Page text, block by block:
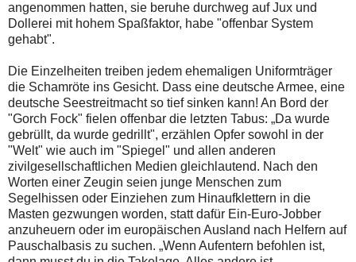
angenommen hatten, sie beruhe durchweg auf Jux und
Dollerei mit hohem Spaßfaktor, habe "offenbar System
gehabt".
Die Einzelheiten treiben jedem ehemaligen Uniformträger
die Schamröte ins Gesicht. Dass eine deutsche Armee, eine
deutsche Seestreitmacht so tief sinken kann! An Bord der
"Gorch Fock" fielen offenbar die letzten Tabus: „Da wurde
gebrüllt, da wurde gedrillt", erzählen Opfer sowohl in der
"Welt" wie auch im "Spiegel" und allen anderen
zivilgesellschaftlichen Medien gleichlautend. Nach den
Worten einer Zeugin seien junge Menschen zum
Segelhissen oder Einziehen zum Hinaufklettern in die
Masten gezwungen worden, statt dafür Ein-Euro-Jobber
anzuheuern oder im europäischen Ausland nach Helfern auf
Pauschalbasis zu suchen. „Wenn Aufentern befohlen ist,